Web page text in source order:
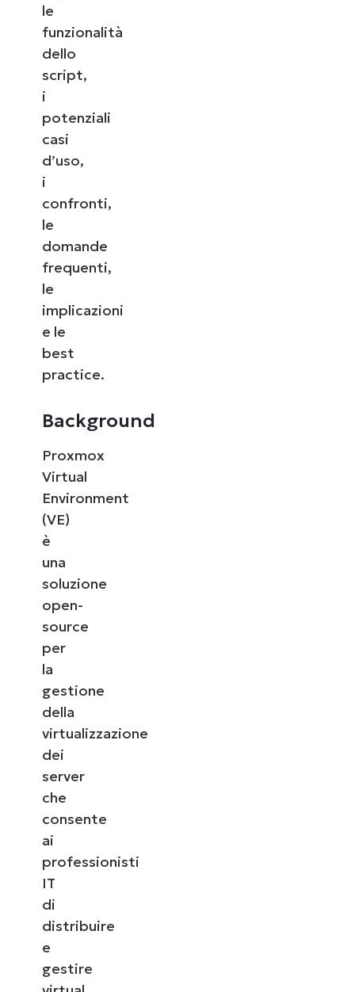
le
funzionalità
dello
script,
i
potenziali
casi
d’uso,
i
confronti,
le
domande
frequenti,
le
implicazioni
e le
best
practice.
Background
Proxmox
Virtual
Environment
(VE)
è
una
soluzione
open-
source
per
la
gestione
della
virtualizzazione
dei
server
che
consente
ai
professionisti
IT
di
distribuire
e
gestire